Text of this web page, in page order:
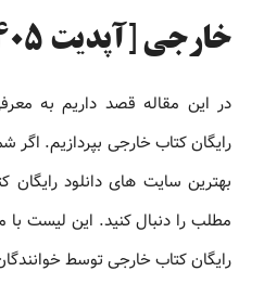
خارجی [آپدیت 1405]
در این مقاله قصد داریم به
رایگان کتاب خارجی بپردازیم.
بهترین سایت های دانلود رایگان
مطلب را دنبال کنید. این لیست
رایگان کتاب خارجی توسط